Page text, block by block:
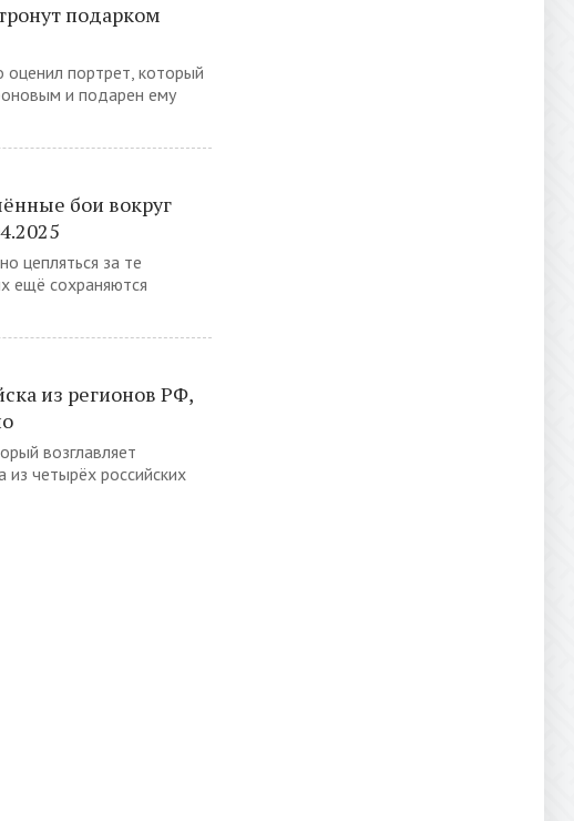
подарком
портрет, который
и подарен ему
бои вокруг
цепляться за те
ещё сохраняются
из регионов РФ,
возглавляет
из четырёх российских